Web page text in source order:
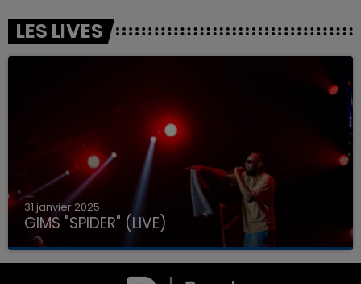
LES LIVES
31 janvier 2025
GIMS "SPIDER" (LIVE)